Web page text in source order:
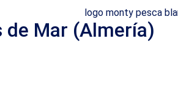
de Mar (Almería)